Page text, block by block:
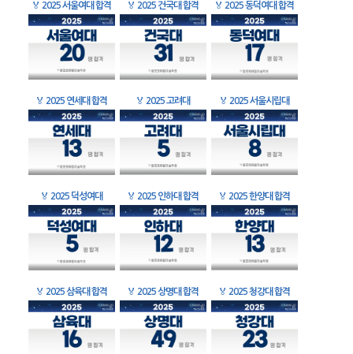
🏅 2025 서울여대 합격 🏅 2025 건국대 합격 🏅 2025 동덕여대 합격
🏅 2025 연세대 합격 🏅 2025 고려대 🏅 2025 서울시립대
🏅 2025 덕성여대 🏅 2025 인하대 합격 🏅 2025 한양대 합격
🏅 2025 삼육대 합격 🏅 2025 상명대 합격 🏅 2025 청강대 합격